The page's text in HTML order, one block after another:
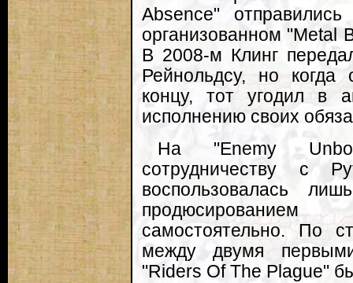
Absence"
организованном "Metal
В 2008-м Клинг
Рейнольдсу, но
концу, тот угодил в
исполнению своих
На "Enemy
сотрудничеству с
воспользовалась
самостоятельно. По
между двумя
"Riders Of The Plague"